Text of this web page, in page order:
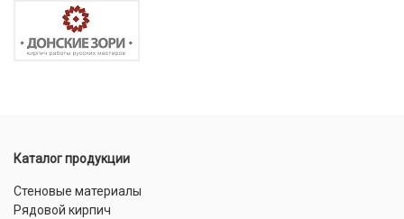
Каталог продукции
Стеновые материалы
Рядовой кирпич